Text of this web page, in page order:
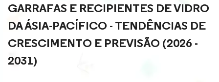
GARRAFAS E RECIPIENTES DE VIDRO
DA ÁSIA-PACÍFICO - TENDÊNCIAS DE
CRESCIMENTO E PREVISÃO (2026 -
2031)